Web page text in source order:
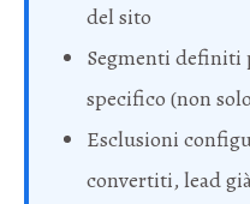
del sito
Segmenti definiti
specifico (non
Esclusioni
convertiti, lead